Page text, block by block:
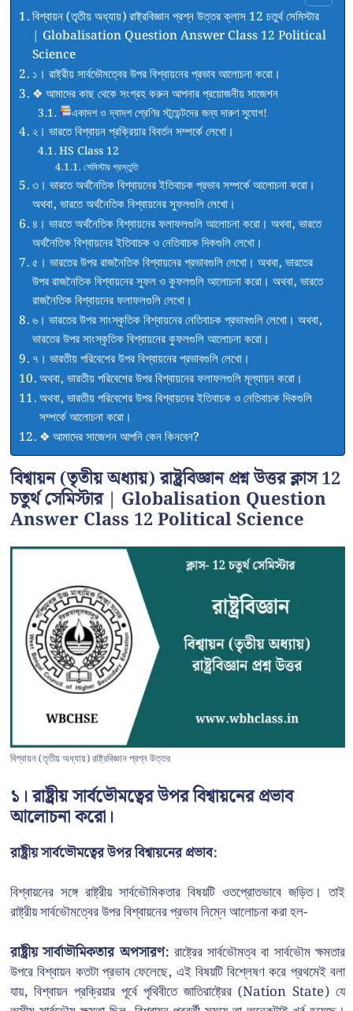
বিশ্বায়ন (তৃতীয় অধ্যায়) রাষ্ট্রবিজ্ঞান প্রশ্ন উত্তর ক্লাস 12 চতুর্থ সেমিস্টার
| Globalisation Question Answer Class 12 Political
Science
১। রাষ্ট্রীয় সার্বভৌমত্বের উপর বিশ্বায়নের প্রভাব আলোচনা করো।
❖ আমাদের কাছ থেকে সংগ্রহ করুন আপনার প্রয়োজনীয় সাজেশন
একাদশ ও দ্বাদশ শ্রেণির স্টুডেন্টদের জন্য দারুণ সুযোগ!
২। ভারতে বিশ্বায়ন প্রক্রিয়ার বিবর্তন সম্পর্কে লেখো।
HS Class 12
সেমিস্টার প্রস্তুতি
৩। ভারতে অর্থনৈতিক বিশ্বায়নের ইতিবাচক প্রভাব সম্পর্কে আলোচনা করো।
অথবা, ভারতে অর্থনৈতিক বিশ্বায়নের সুফলগুলি লেখো।
৪। ভারতে অর্থনৈতিক বিশ্বায়নের ফলাফলগুলি আলোচনা করো। অথবা, ভারতে
অর্থনৈতিক বিশ্বায়নের ইতিবাচক ও নেতিবাচক দিকগুলি লেখো।
৫। ভারতের উপর রাজনৈতিক বিশ্বায়নের প্রভাবগুলি লেখো। অথবা, ভারতের
উপর রাজনৈতিক বিশ্বায়নের সুফল ও কুফলগুলি আলোচনা করো। অথবা, ভারতে
রাজনৈতিক বিশ্বায়নের ফলাফলগুলি লেখো।
৬। ভারতের উপর সাংস্কৃতিক বিশ্বায়নের নেতিবাচক প্রভাবগুলি লেখো। অথবা,
ভারতের উপর সাংস্কৃতিক বিশ্বায়নের কুফলগুলি আলোচনা করো।
৭। ভারতীয় পরিবেশের উপর বিশ্বায়নের প্রভাবগুলি লেখো।
অথবা, ভারতীয় পরিবেশের উপর বিশ্বায়নের ফলাফলগুলি মূল্যায়ন করো।
অথবা, ভারতীয় পরিবেশের উপর বিশ্বায়নের ইতিবাচক ও নেতিবাচক দিকগুলি
সম্পর্কে আলোচনা করো।
❖ আমাদের সাজেশন আপনি কেন কিনবেন?
বিশ্বায়ন (তৃতীয় অধ্যায়) রাষ্ট্রবিজ্ঞান প্রশ্ন উত্তর ক্লাস 12
চতুর্থ সেমিস্টার | Globalisation Question
Answer Class 12 Political Science
বিশ্বায়ন (তৃতীয় অধ্যায়) রাষ্ট্রবিজ্ঞান প্রশ্ন উত্তর
১। রাষ্ট্রীয় সার্বভৌমত্বের উপর বিশ্বায়নের প্রভাব
আলোচনা করো।
রাষ্ট্রীয় সার্বভৌমত্বের উপর বিশ্বায়নের প্রভাব:
বিশ্বায়নের সঙ্গে রাষ্ট্রীয় সার্বভৌমিকতার বিষয়টি ওতপ্রোতভাবে জড়িত। তাই
রাষ্ট্রীয় সার্বভৌমত্বের উপর বিশ্বায়নের প্রভাব নিম্নে আলোচনা করা হল-
রাষ্ট্রীয় সার্বাভৗমিকতার অপসারণ: রাষ্ট্রের সার্বভৌমত্ব বা সার্বভৌম ক্ষমতার
উপরে বিশ্বায়ন কতটা প্রভাব ফেলেছে, এই বিষয়টি বিশ্লেষণ করে প্রথমেই বলা
যায়, বিশ্বায়ন প্রক্রিয়ার পূর্বে পৃথিবীতে জাতিরাষ্ট্রের (Nation State) যে